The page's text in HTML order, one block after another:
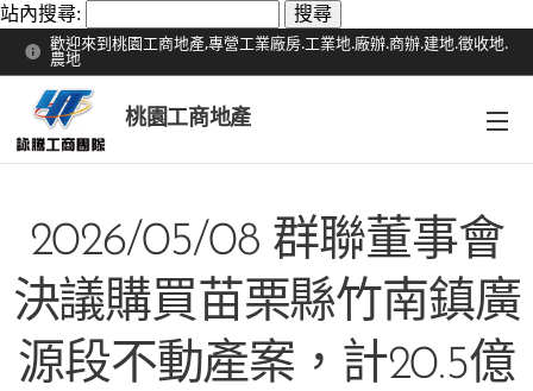
站內搜尋:
歡迎來到桃園工商地產,專營工業廠房.工業地.廠辦.商辦.建地.徵收地.
農地
桃園工商地產
2026/05/08 群聯董事會
決議購買苗栗縣竹南鎮廣
源段不動產案，計20.5億